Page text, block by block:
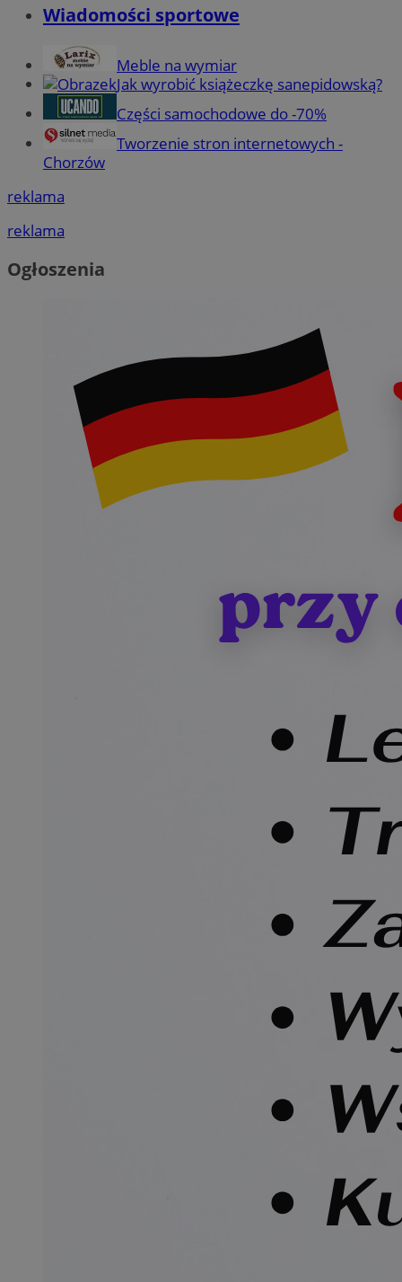
Wiadomości sportowe
Meble na wymiar
Jak wyrobić książeczkę sanepidowską?
Części samochodowe do -70%
Tworzenie stron internetowych -
Chorzów
reklama
reklama
Ogłoszenia